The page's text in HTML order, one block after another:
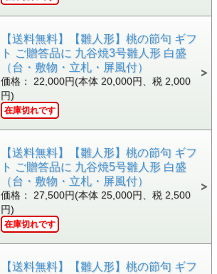
【送料無料】【雛人形】桃の節句 ギフ
ト ご贈答品に 九谷焼3号雛人形 白盛
（台・敷物・立札・屏風付）
価格： 22,000円(本体 20,000円、税 2,000
円)
在庫切れです
【送料無料】【雛人形】桃の節句 ギフ
ト ご贈答品に 九谷焼5号雛人形 白盛
（台・敷物・立札・屏風付）
価格： 27,500円(本体 25,000円、税 2,500
円)
在庫切れです
【送料無料】【雛人形】桃の節句 ギフ